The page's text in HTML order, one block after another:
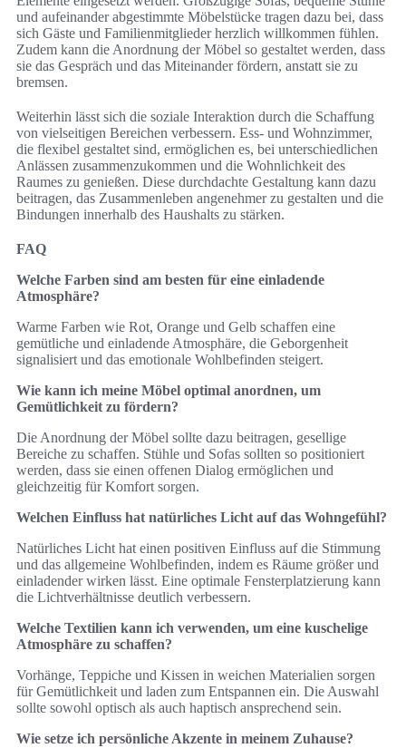
und aufeinander abgestimmte Möbelstücke tragen dazu bei, dass
sich Gäste und Familienmitglieder herzlich willkommen fühlen.
Zudem kann die Anordnung der Möbel so gestaltet werden, dass
sie das Gespräch und das Miteinander fördern, anstatt sie zu
bremsen.
Weiterhin lässt sich die soziale Interaktion durch die Schaffung
von vielseitigen Bereichen verbessern. Ess- und Wohnzimmer,
die flexibel gestaltet sind, ermöglichen es, bei unterschiedlichen
Anlässen zusammenzukommen und die Wohnlichkeit des
Raumes zu genießen. Diese durchdachte Gestaltung kann dazu
beitragen, das Zusammenleben angenehmer zu gestalten und die
Bindungen innerhalb des Haushalts zu stärken.
FAQ
Welche Farben sind am besten für eine einladende
Atmosphäre?
Warme Farben wie Rot, Orange und Gelb schaffen eine
gemütliche und einladende Atmosphäre, die Geborgenheit
signalisiert und das emotionale Wohlbefinden steigert.
Wie kann ich meine Möbel optimal anordnen, um
Gemütlichkeit zu fördern?
Die Anordnung der Möbel sollte dazu beitragen, gesellige
Bereiche zu schaffen. Stühle und Sofas sollten so positioniert
werden, dass sie einen offenen Dialog ermöglichen und
gleichzeitig für Komfort sorgen.
Welchen Einfluss hat natürliches Licht auf das Wohngefühl?
Natürliches Licht hat einen positiven Einfluss auf die Stimmung
und das allgemeine Wohlbefinden, indem es Räume größer und
einladender wirken lässt. Eine optimale Fensterplatzierung kann
die Lichtverhältnisse deutlich verbessern.
Welche Textilien kann ich verwenden, um eine kuschelige
Atmosphäre zu schaffen?
Vorhänge, Teppiche und Kissen in weichen Materialien sorgen
für Gemütlichkeit und laden zum Entspannen ein. Die Auswahl
sollte sowohl optisch als auch haptisch ansprechend sein.
Wie setze ich persönliche Akzente in meinem Zuhause?